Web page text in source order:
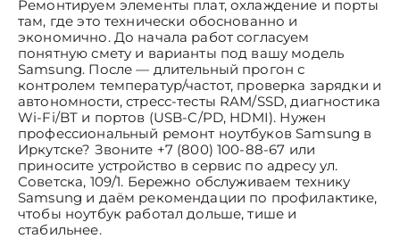
Ремонтируем элементы плат, охлаждение и порты
там, где это технически обоснованно и
экономично. До начала работ согласуем
понятную смету и варианты под вашу модель
Samsung. После — длительный прогон с
контролем температур/частот, проверка зарядки и
автономности, стресс-тесты RAM/SSD, диагностика
Wi-Fi/BT и портов (USB-C/PD, HDMI). Нужен
профессиональный ремонт ноутбуков Samsung в
Иркутске? Звоните +7 (800) 100-88-67 или
приносите устройство в сервис по адресу ул.
Советска, 109/1. Бережно обслуживаем технику
Samsung и даём рекомендации по профилактике,
чтобы ноутбук работал дольше, тише и
стабильнее.